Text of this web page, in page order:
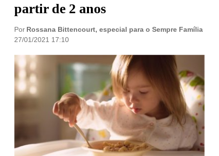
partir de 2 anos
Por Rossana Bittencourt, especial para o Sempre Família
27/01/2021 17:10